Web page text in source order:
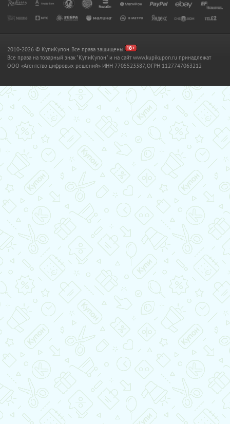
2010-2026 © КупиКупон. Все права защищены.
Все права на товарный знак "КупиКупон" и на сайт www.kupikupon.ru принадлежат
OOO «Агентство цифровых решений» ИНН 7705523387, ОГРН 1127747063212